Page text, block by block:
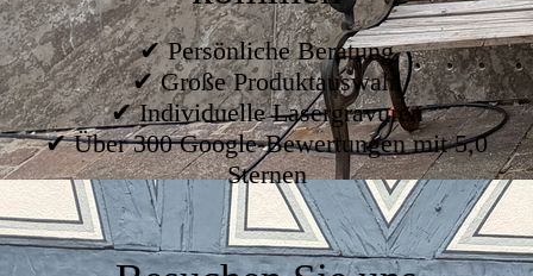
✔ Persönliche Beratung
✔ Große Produktauswahl
✔ Individuelle Lasergravuren
✔ Über 300 Google-Bewertungen mit 5,0
Sternen